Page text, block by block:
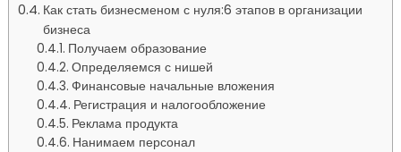
Как стать бизнесменом с нуля:6 этапов в организации
бизнеса
Получаем образование
Определяемся с нишей
Финансовые начальные вложения
Регистрация и налогообложение
Реклама продукта
Нанимаем персонал